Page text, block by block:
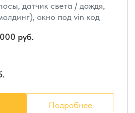
датчик света / дождя,
окно под vin код
руб.
Подробнее